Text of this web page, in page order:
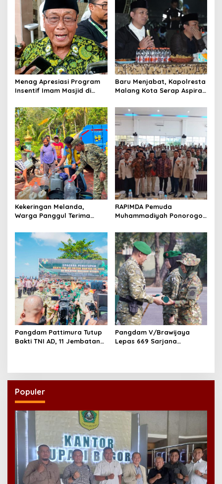
g
a
t
i
o
n
Menag Apresiasi Program
Insentif Imam Masjid di
Model Nasional
Baru Menjabat, Kapolresta
Malang Kota Serap Aspirasi
Kamtibmas
Kekeringan Melanda,
Warga Panggul Terima
RAPIMDA Pemuda
Muhammadiyah Ponorogo
Kebangsaan Berbasis
Integritas
Pangdam Pattimura Tutup
Bakti TNI AD, 11 Jembatan
Pangdam V/Brawijaya
Lepas 669 Sarjana
Populer